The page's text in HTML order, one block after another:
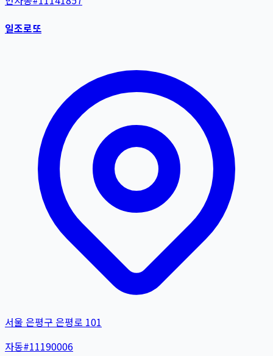
일조로또
서울 은평구 은평로 101
자동#11190006